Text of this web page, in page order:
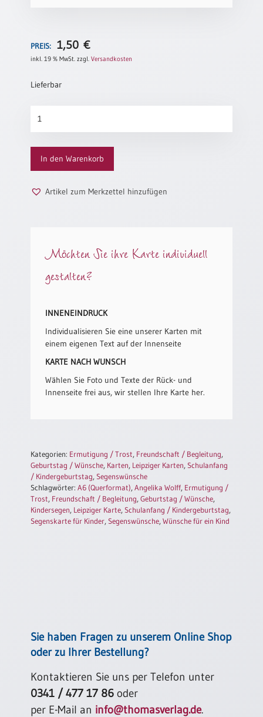
Urkunden
Neuerscheinungen
Themen
Patenamt
Eheschliessung
Urkunden
Abendmahlszulassung
Kirchen(wieder)eintritt
Poster
Neuerscheinungen
Einzelposter
Jahreslosung
Restbestände
PREIS: 1,50€
inkl. 19 % MwSt. zzgl.Versandkosten
Lieferbar
für
Kind
Menge
In den Warenkorb
Artikel zum Merkzettel hinzufügen
Möchten Sie ihre Karte individuell
gestalten?
INNENEINDRUCK
Individualisieren Sie eine unserer Karten mit
einem eigenen Text auf der Innenseite
KARTE NACH WUNSCH
Wählen Sie Foto und Texte der Rück- und
Innenseite frei aus, wir stellen Ihre Karte her.
Kategorien: Ermutigung / Trost, Freundschaft / Begleitung,
Geburtstag / Wünsche, Karten, Leipziger Karten, Schulanfang
/ Kindergeburtstag, Segenswünsche
Schlagwörter:A6 (Querformat),Angelika Wolff, Ermutigung /
Trost, Freundschaft / Begleitung,Geburtstag / Wünsche,
Kindersegen, Leipziger Karte, Schulanfang / Kindergeburtstag,
Segenskarte für Kinder, Segenswünsche,Wünsche für ein Kind
Sie haben Fragen zu unserem Online Shop
oder zu Ihrer Bestellung?
Kontaktieren Sie uns per Telefon unter
0341 / 477 17 86 oder
per E-Mail an info@thomasverlag.de.